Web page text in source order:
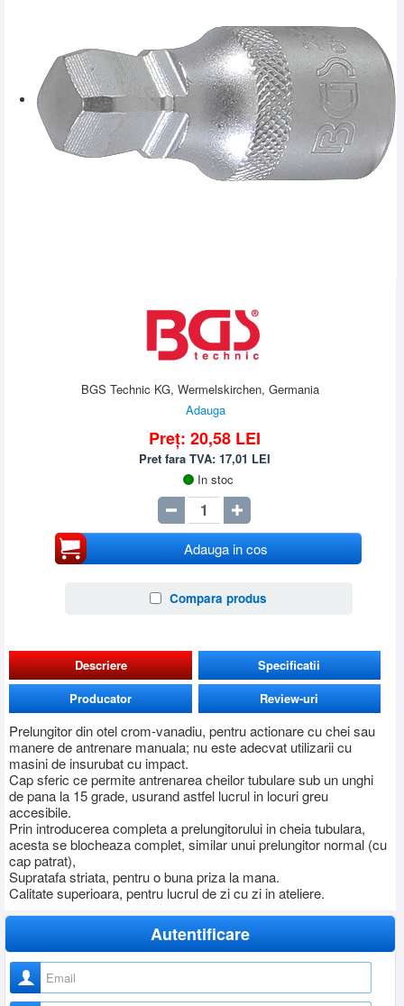
BGS Technic KG, Wermelskirchen, Germania
Adauga
Preț: 20,58 LEI
Pret fara TVA: 17,01 LEI
In stoc
Adauga in cos
Compara produs
Descriere
Prelungitor din otel crom-vanadiu, pentru actionare cu chei sau
manere de antrenare manuala; nu este adecvat utilizarii cu
masini de insurubat cu impact.
Cap sferic ce permite antrenarea cheilor tubulare sub un unghi
de pana la 15 grade, usurand astfel lucrul in locuri greu
accesibile.
Prin introducerea completa a prelungitorului in cheia tubulara,
acesta se blocheaza complet, similar unui prelungitor normal (cu
cap patrat),
Supratafa striata, pentru o buna priza la mana.
Calitate superioara, pentru lucrul de zi cu zi in ateliere.
Specificatii
Producator
Review-uri
Autentificare
Nume utilizator